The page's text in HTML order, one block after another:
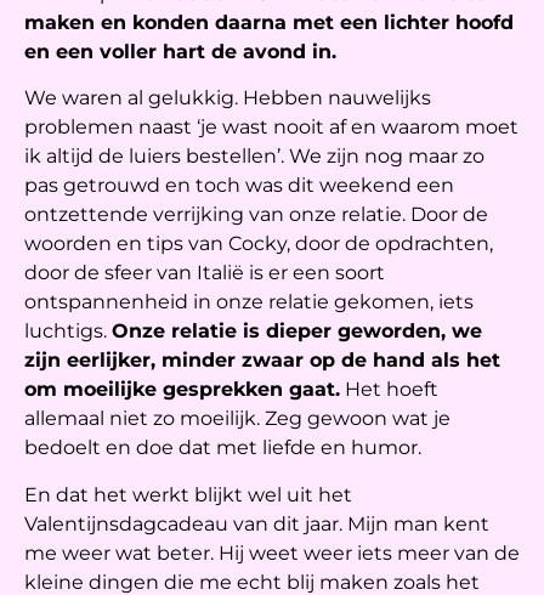
maken en konden daarna met een lichter hoofd
en een voller hart de avond in.
We waren al gelukkig. Hebben nauwelijks
problemen naast ‘je wast nooit af en waarom moet
ik altijd de luiers bestellen’. We zijn nog maar zo
pas getrouwd en toch was dit weekend een
ontzettende verrijking van onze relatie. Door de
woorden en tips van Cocky, door de opdrachten,
door de sfeer van Italië is er een soort
ontspannenheid in onze relatie gekomen, iets
luchtigs. Onze relatie is dieper geworden, we
zijn eerlijker, minder zwaar op de hand als het
om moeilijke gesprekken gaat. Het hoeft
allemaal niet zo moeilijk. Zeg gewoon wat je
bedoelt en doe dat met liefde en humor.
En dat het werkt blijkt wel uit het
Valentijnsdagcadeau van dit jaar. Mijn man kent
me weer wat beter. Hij weet weer iets meer van de
kleine dingen die me echt blij maken zoals het